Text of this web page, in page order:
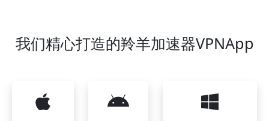
我们精心打造的羚羊加速器VPNApp